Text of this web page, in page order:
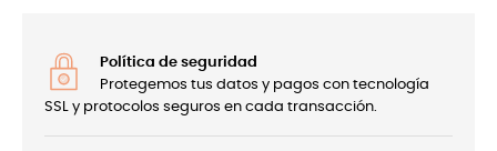
Política de seguridad
Protegemos tus datos y pagos con tecnología
SSL y protocolos seguros en cada transacción.